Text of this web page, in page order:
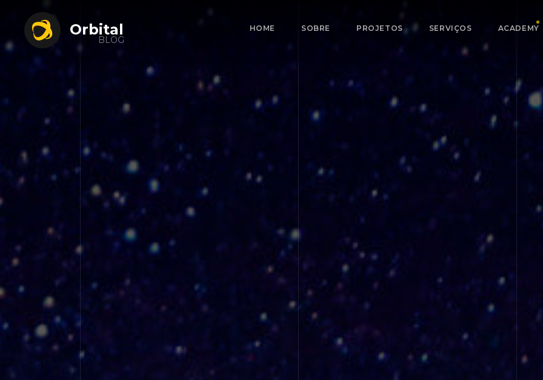
Orbital
BLOG
HOME SOBRE PROJETOS SERVIÇOS ACADEMY